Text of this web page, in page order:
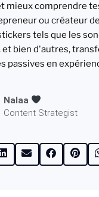
mieux comprendre
ou créateur
tels que les
et bien d'autres,
passives en
Nalaa
Content Strategist